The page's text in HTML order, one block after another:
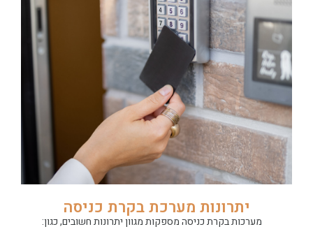
יתרונות מערכת בקרת כניסה
מערכות בקרת כניסה מספקות מגוון יתרונות חשובים, כגון: